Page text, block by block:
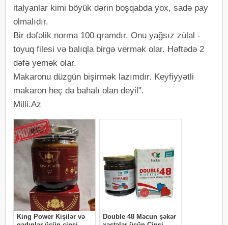
italyanlar kimi böyük dərin boşqabda yox, sadə pay
olmalıdır.
Bir dəfəlik norma 100 qramdır. Onu yağsız zülal -
toyuq filesi və balıqla birgə vermək olar. Həftədə 2
dəfə yemək olar.
Makaronu düzgün bişirmək lazımdır. Keyfiyyətli
makaron heç də bahalı olan deyil".
Milli.Az